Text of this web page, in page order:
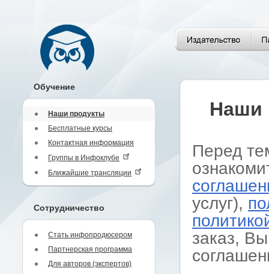
Обучение
Наши продукты
Бесплатные курсы
Контактная информация
Группы в Инфоклубе
Ближайшие трансляции
Сотрудничество
Стать инфопродюсером
Партнерская программа
Для авторов (экспертов)
Наши
Перед
услуг),
заказ,